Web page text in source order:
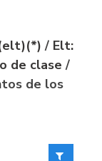
(elt)(*)/ Elt:
de clase/
de los